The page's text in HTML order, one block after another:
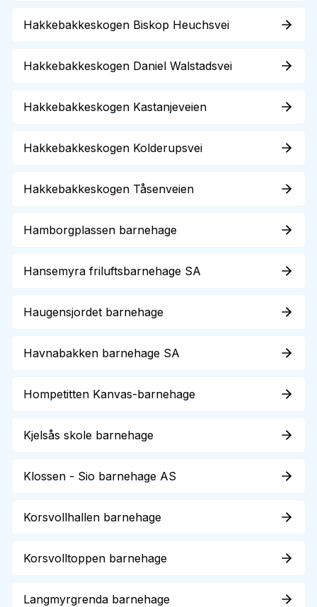
Hakkebakkeskogen Biskop Heuchsvei
Hakkebakkeskogen Daniel Walstadsvei
Hakkebakkeskogen Kastanjeveien
Hakkebakkeskogen Kolderupsvei
Hakkebakkeskogen Tåsenveien
Hamborgplassen barnehage
Hansemyra friluftsbarnehage SA
Haugensjordet barnehage
Havnabakken barnehage SA
Hompetitten Kanvas-barnehage
Kjelsås skole barnehage
Klossen - Sio barnehage AS
Korsvollhallen barnehage
Korsvolltoppen barnehage
Langmyrgrenda barnehage